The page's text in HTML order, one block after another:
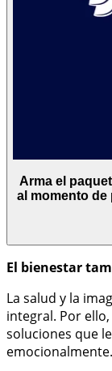
Arma el
al momento de
El bienestar
La salud y la
integral. Por
soluciones que
emocionalmente.